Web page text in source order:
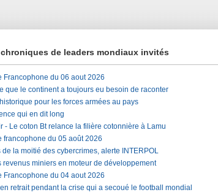
de leaders mondiaux invités
Francophone du 06 aout 2026
que le continent a toujours eu besoin de raconter
pour les forces armées au pays
qui en dit long
- Le coton Bt relance la filière cotonnière à Lamu
francophone du 05 août 2026
la moitié des cybercrimes, alerte INTERPOL
revenus miniers en moteur de développement
Francophone du 04 aout 2026
retrait pendant la crise qui a secoué le football mondial